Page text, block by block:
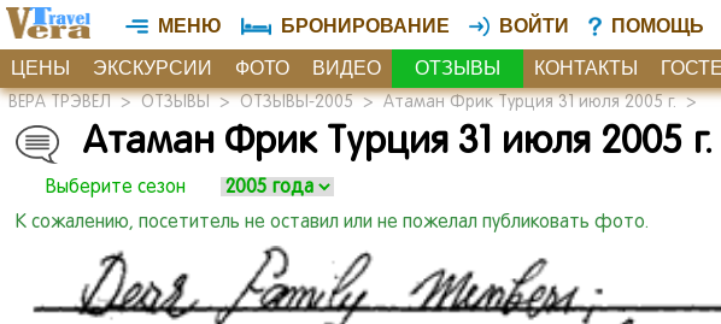
МЕНЮ БРОНИРОВАНИЕ ВОЙТИ ПОМОЩЬ
ЦЕНЫ ЭКСКУРСИИ ФОТО ВИДЕО ОТЗЫВЫ КОНТАКТЫ
ВЕРА ТРЭВЕЛ>ОТЗЫВЫ>ОТЗЫВЫ-2005>Атаман Фрик Турция 31 июля 2005 г.>
Атаман Фрик Турция 31 июля 2005 г.
Выберите сезон
К сожалению, посетитель не оставил или не пожелал публиковать фото.